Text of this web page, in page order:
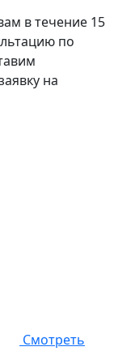
в течение 15
по
на
Смотреть